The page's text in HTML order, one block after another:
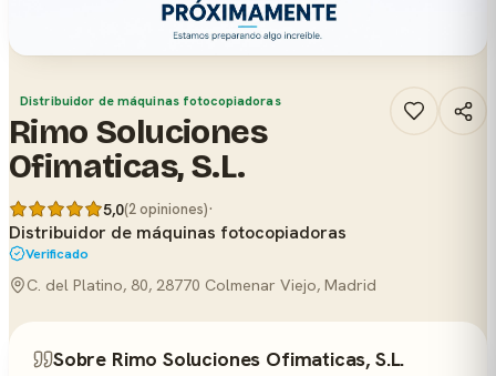
Distribuidor de máquinas fotocopiadoras
Rimo Soluciones
Ofimaticas, S.L.
5,0(2 opiniones)·
Distribuidor de máquinas fotocopiadoras
Verificado
C. del Platino, 80, 28770 Colmenar Viejo, Madrid
Sobre Rimo Soluciones Ofimaticas, S.L.